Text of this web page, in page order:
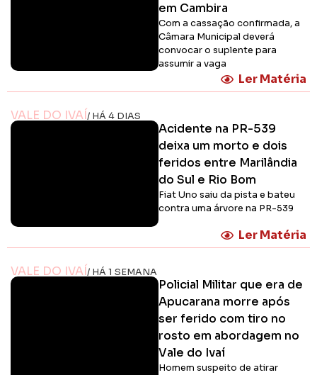
em Cambira
Com a cassação confirmada, a
Câmara Municipal deverá
convocar o suplente para
assumir a vaga
Ler Matéria
VALE DO IVAÍ/ HÁ 4 DIAS
Acidente na PR-539
deixa um morto e dois
feridos entre Marilândia
do Sul e Rio Bom
Fiat Uno saiu da pista e bateu
contra uma árvore na PR-539
Ler Matéria
VALE DO IVAÍ/ HÁ 1 SEMANA
Policial Militar que era de
Apucarana morre após
ser ferido com tiro no
rosto em abordagem no
Vale do Ivaí
Homem suspeito de atirar